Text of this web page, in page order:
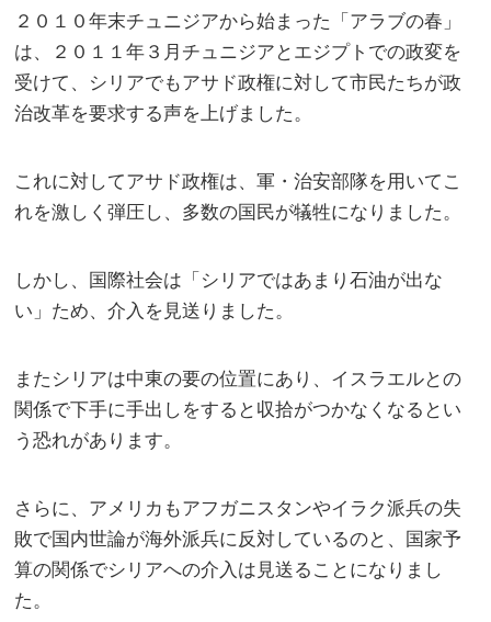
２０１０年末チュニジアから始まった「アラブの春」
は、２０１１年３月チュニジアとエジプトでの政変を
受けて、シリアでもアサド政権に対して市民たちが政
治改革を要求する声を上げました。
これに対してアサド政権は、軍・治安部隊を用いてこ
れを激しく弾圧し、多数の国民が犠牲になりました。
しかし、国際社会は「シリアではあまり石油が出な
い」ため、介入を見送りました。
またシリアは中東の要の位置にあり、イスラエルとの
関係で下手に手出しをすると収拾がつかなくなるとい
う恐れがあります。
さらに、アメリカもアフガニスタンやイラク派兵の失
敗で国内世論が海外派兵に反対しているのと、国家予
算の関係でシリアへの介入は見送ることになりまし
た。